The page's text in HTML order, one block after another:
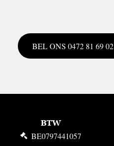
BEL ONS 0472 81 69 02
BTW
BE0797441057